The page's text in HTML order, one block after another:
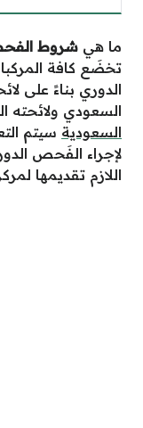
ما هي شروط
تخضَع كافة
الدوري بناءً على
السعودي ولائحته
السعودية سيتم
لإجراء الفَحص
اللازم تقديمها